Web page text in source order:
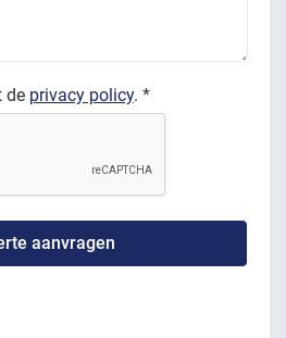
de privacy policy. *